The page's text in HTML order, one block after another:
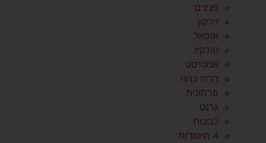
פנינים
זירקון
אופאל
טורקיז
אמטיסט
דרוזי כהה
פרחונית
גרנט
לבבות
4 היסודות